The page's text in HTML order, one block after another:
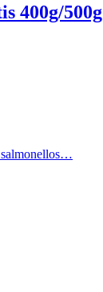
400g/500g
salmonellos…